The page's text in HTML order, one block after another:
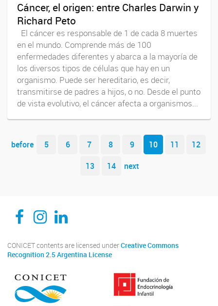
Cáncer, el origen: entre Charles Darwin y
Richard Peto
El cáncer es responsable de 1 de cada 8 muertes
en el mundo. Comprende más de 100
enfermedades diferentes y abarca a la mayoría de
los diversos tipos de células que hay en un
organismo. Puede ser hereditario, es decir,
transmitirse de padres a hijos, o no. Desde el punto
de vista evolutivo, el cáncer afecta a organismos...
Navegador de artículos
before 5 6 7 8 9 10 11
12
13
14 next
CEDIE, Centro de Investigaciones Endocrinológicas Dr. César Bergadá
CEDIE, Centro de Investigaciones Endocrinológicas Dr. César Bergadá
CEDIE, Centro de Investigaciones Endocrinológicas Dr. César Bergadá
CONICET contents are licensed underCreative Commons
Recognition 2.5 Argentina License